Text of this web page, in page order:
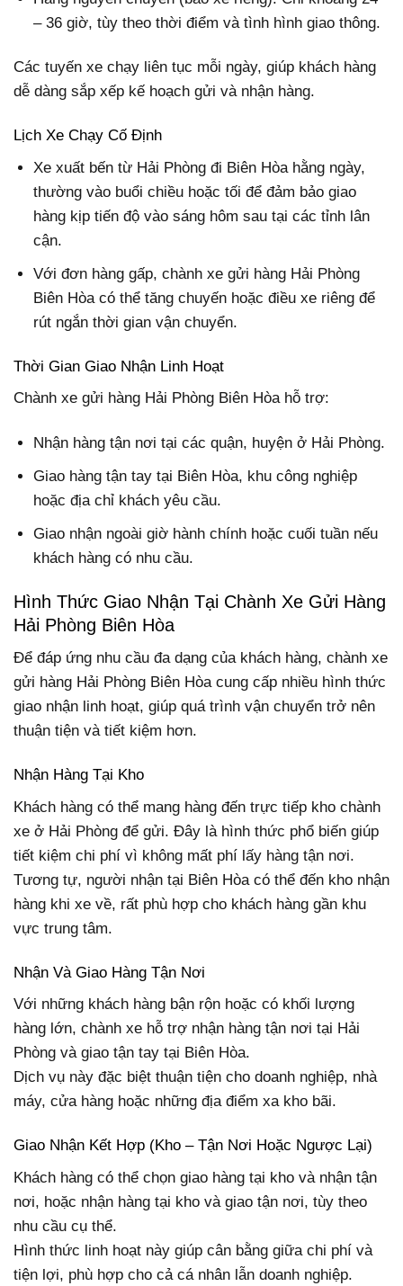
– 36 giờ, tùy theo thời điểm và tình hình giao thông.
Các tuyến xe chạy liên tục mỗi ngày, giúp khách hàng
dễ dàng sắp xếp kế hoạch gửi và nhận hàng.
Lịch Xe Chạy Cố Định
Xe xuất bến từ Hải Phòng đi Biên Hòa hằng ngày,
thường vào buổi chiều hoặc tối để đảm bảo giao
hàng kịp tiến độ vào sáng hôm sau tại các tỉnh lân
cận.
Với đơn hàng gấp, chành xe gửi hàng Hải Phòng
Biên Hòa có thể tăng chuyến hoặc điều xe riêng để
rút ngắn thời gian vận chuyển.
Thời Gian Giao Nhận Linh Hoạt
Chành xe gửi hàng Hải Phòng Biên Hòa hỗ trợ:
Nhận hàng tận nơi tại các quận, huyện ở Hải Phòng.
Giao hàng tận tay tại Biên Hòa, khu công nghiệp
hoặc địa chỉ khách yêu cầu.
Giao nhận ngoài giờ hành chính hoặc cuối tuần nếu
khách hàng có nhu cầu.
Hình Thức Giao Nhận Tại Chành Xe Gửi Hàng
Hải Phòng Biên Hòa
Để đáp ứng nhu cầu đa dạng của khách hàng, chành xe
gửi hàng Hải Phòng Biên Hòa cung cấp nhiều hình thức
giao nhận linh hoạt, giúp quá trình vận chuyển trở nên
thuận tiện và tiết kiệm hơn.
Nhận Hàng Tại Kho
Khách hàng có thể mang hàng đến trực tiếp kho chành
xe ở Hải Phòng để gửi. Đây là hình thức phổ biến giúp
tiết kiệm chi phí vì không mất phí lấy hàng tận nơi.
Tương tự, người nhận tại Biên Hòa có thể đến kho nhận
hàng khi xe về, rất phù hợp cho khách hàng gần khu
vực trung tâm.
Nhận Và Giao Hàng Tận Nơi
Với những khách hàng bận rộn hoặc có khối lượng
hàng lớn, chành xe hỗ trợ nhận hàng tận nơi tại Hải
Phòng và giao tận tay tại Biên Hòa.
Dịch vụ này đặc biệt thuận tiện cho doanh nghiệp, nhà
máy, cửa hàng hoặc những địa điểm xa kho bãi.
Giao Nhận Kết Hợp (Kho – Tận Nơi Hoặc Ngược Lại)
Khách hàng có thể chọn giao hàng tại kho và nhận tận
nơi, hoặc nhận hàng tại kho và giao tận nơi, tùy theo
nhu cầu cụ thể.
Hình thức linh hoạt này giúp cân bằng giữa chi phí và
tiện lợi, phù hợp cho cả cá nhân lẫn doanh nghiệp.